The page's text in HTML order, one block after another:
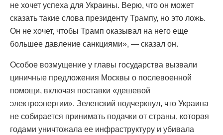
не хочет успеха для Украины. Верю, что он может
сказать такие слова президенту Трампу, но это ложь.
Он не хочет, чтобы Трамп оказывал на него еще
большее давление санкциями», — сказал он.
Особое возмущение у главы государства вызвали
циничные предложения Москвы о послевоенной
помощи, включая поставки «дешевой
электроэнергии». Зеленский подчеркнул, что Украина
не собирается принимать подачки от страны, которая
годами уничтожала ее инфраструктуру и убивала